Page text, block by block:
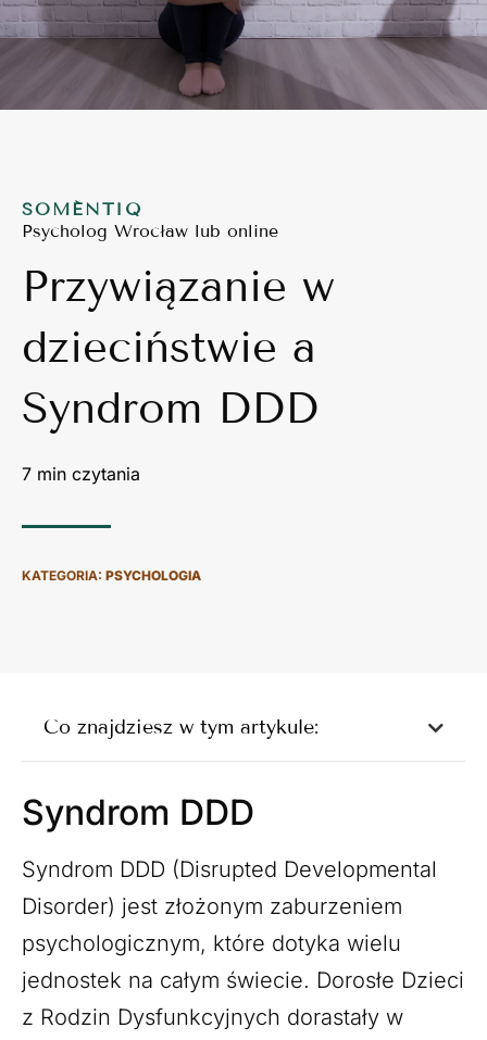
SOMÉNTIQ
Psycholog Wrocław lub online
Przywiązanie w
dzieciństwie a
Syndrom DDD
KATEGORIA: PSYCHOLOGIA
Co znajdziesz w tym artykule:
Syndrom DDD
Syndrom DDD (Disrupted Developmental
Disorder) jest złożonym zaburzeniem
psychologicznym, które dotyka wielu
jednostek na całym świecie. Dorosłe Dzieci
z Rodzin Dysfunkcyjnych dorastały w